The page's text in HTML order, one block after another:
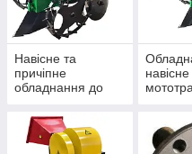
Навісне та
причіпне
обладнання до
одноточковим
кріпленням під
палець
палець)